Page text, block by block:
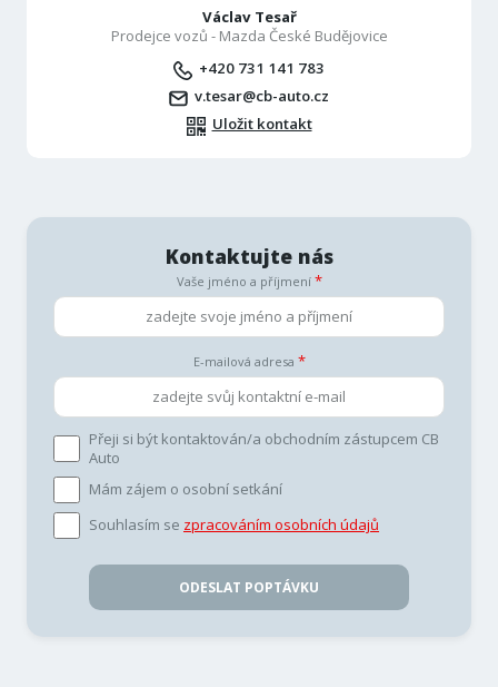
Václav Tesař
Prodejce vozů - Mazda České Budějovice
+420 731 141 783
v.tesar@cb-auto.cz
Uložit kontakt
Kontaktujte nás
Vaše jméno a příjmení
E-mailová adresa
Přeji si být kontaktován/a obchodním zástupcem CB
Auto
Mám zájem o osobní setkání
Souhlasím se zpracováním osobních údajů
ODESLAT POPTÁVKU